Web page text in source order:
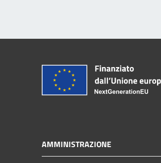
AMMINISTRAZIONE